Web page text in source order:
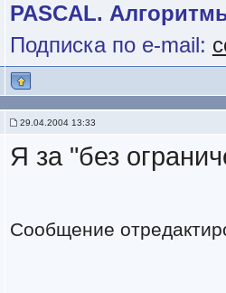
PASCAL.
Подписка по e-mail:
29.04.2004 13:33
Я за "без
Сообщение